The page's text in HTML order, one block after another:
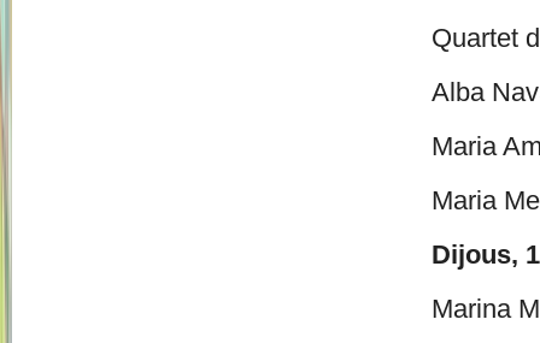
Quartet
Alba
Maria
Maria
Dijous,
Marina